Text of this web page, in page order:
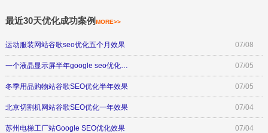
最近30天优化成功案例 MORE>>
运动服装网站谷歌seo优化五个月效果 07/08
一个液晶显示屏半年google seo优化… 07/05
冬季用品购物站谷歌SEO优化半年效果 07/05
北京切割机网站谷歌SEO优化一年效果 07/04
苏州电梯工厂站Google SEO优化效果 07/04